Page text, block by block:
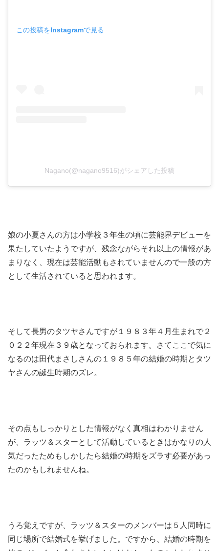
この投稿をInstagramで見る
Nagano(@nagano9516)がシェアした投稿
娘の小夏さんの方は小学校３年生の頃に芸能界デビューを
果たしていたようですが、残念ながらそれ以上の情報があ
まりなく、現在は芸能活動もされていませんので一般の方
として生活されていると思われます。
そして長男のタツヤさんですが１９８３年４月生まれで２
０２２年現在３９歳となっておられます。さてここで気に
なるのは田代まさしさんの１９８５年の結婚の時期とタツ
ヤさんの誕生時期のズレ。
その点もしっかりとした情報がなく真相はわかりません
が、ラッツ＆スターとして活動しているときはかなりの人
気だったためもしかしたら結婚の時期をズラす必要があっ
たのかもしれませんね。
うろ覚えですが、ラッツ＆スターのメンバーは５人同時に
同じ場所で結婚式を挙げました。ですから、結婚の時期を